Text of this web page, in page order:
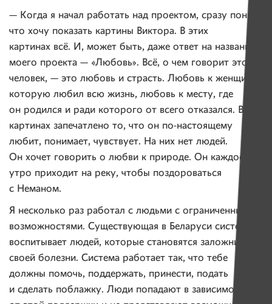
— Когда я начал работать над проектом, сразу понял,
что хочу показать картины Виктора. В этих
картинах всё. И, может быть, даже ответ на название
моего проекта — «Любовь». Всё, о чем говорит этот
человек, — это любовь и страсть. Любовь к женщине,
которую любил всю жизнь, любовь к месту, где
он родился и ради которого от всего отказался. В его
картинах запечатлено то, что он по-настоящему
любит, понимает, чувствует. На них нет людей.
Он хочет говорить о любви к природе. Он каждое
утро приходит на реку, чтобы поздороваться
с Неманом.
Я несколько раз работал с людьми с ограниченными
возможностями. Существующая в Беларуси система
воспитывает людей, которые становятся заложниками
своей болезни. Система работает так, что тебе
должны помочь, поддержать, принести, подать
и сделать поблажку. Люди попадают в зависимость